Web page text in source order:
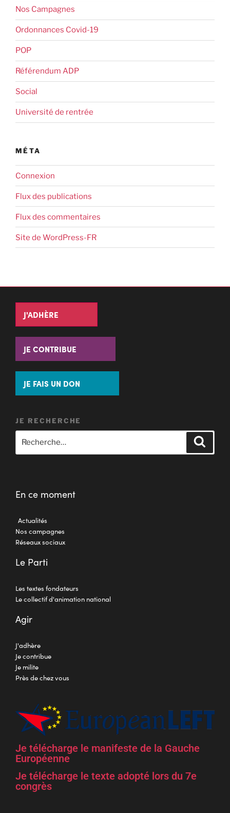
Nos Campagnes
Ordonnances Covid-19
POP
Référendum ADP
Social
Université de rentrée
MÉTA
Connexion
Flux des publications
Flux des commentaires
Site de WordPress-FR
J'ADHÈRE
JE CONTRIBUE
JE FAIS UN DON
JE RECHERCHE
En ce moment
Actualités
Nos campagnes
Réseaux sociaux
Le Parti
Les textes fondateurs
Le collectif d'animation national
Agir
J'adhère
Je contribue
Je milite
Près de chez vous
Je télécharge le manifeste de la Gauche
Européenne
Je télécharge le texte adopté lors du 7e
congrès